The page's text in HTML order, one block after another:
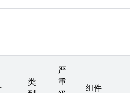
类
严
重
组件